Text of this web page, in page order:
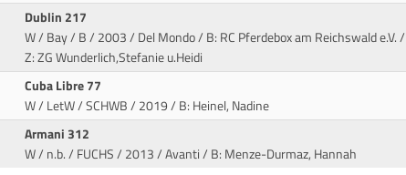
Dublin 217
W / Bay / B / 2003 / Del Mondo/ B: RC Pferdebox am Reichswald e.V. /
Z: ZG Wunderlich,Stefanie u.Heidi
Cuba Libre 77
W / LetW / SCHWB / 2019/ B: Heinel, Nadine
Armani 312
W / n.b. / FUCHS / 2013 / Avanti/ B: Menze-Durmaz, Hannah